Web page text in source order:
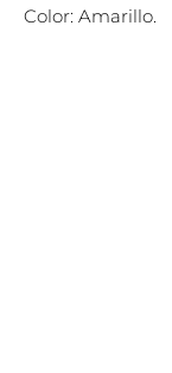
Color: Amarillo.